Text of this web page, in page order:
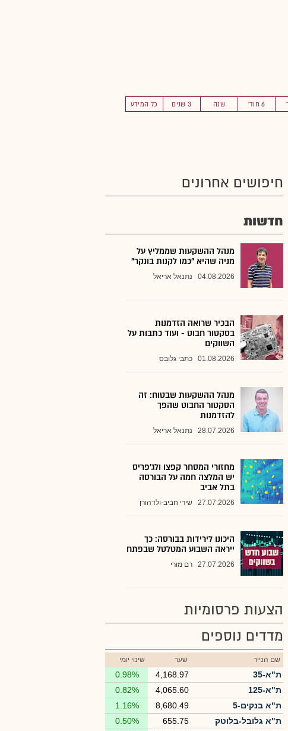
6 חוד' שנה 3 שנים כל המידע
חיפושים אחרונים
חדשות
מנהל ההשקעות שממליץ על
מניה שהיא "כמו לקנות בונקר"
04.08.2026 נתנאל אריאל
הבכיר שרואה הזדמנות
בסקטור חבוט - ועוד כתבות על
השווקים
01.08.2026 כתבי גלובס
מנהל ההשקעות שבטוח: זה
הסקטור החבוט שהפך
להזדמנות
28.07.2026 נתנאל אריאל
מחזורי המסחר קפצו ולג'פריס
יש המלצה חמה על הבורסה
בתל אביב
27.07.2026 שירי חביב-ולדהורן
היכונו לירידות בבורסה: כך
ייראה השבוע המטלטל שבפתח
27.07.2026 רם מורי
הצעות פרסומיות
מדדים נוספים
שם הנייר שער שינוי יומי
ת"א-35 4,168.97
0.98%
ת"א-125
4,065.60
0.82%
ת"א בנקים-5
8,680.49
1.16%
ת"א גלובל-בלוטק
655.75
0.50%